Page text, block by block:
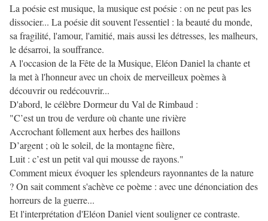
La poésie est musique, la musique est poésie : on ne peut pas les
dissocier... La poésie dit souvent l'essentiel : la beauté du monde,
sa fragilité, l'amour, l'amitié, mais aussi les détresses, les malheurs,
le désarroi, la souffrance.
A l'occasion de la Fête de la Musique, Eléon Daniel la chante et
la met à l'honneur avec un choix de merveilleux poèmes à
découvrir ou redécouvrir...
D'abord, le célèbre Dormeur du Val de Rimbaud :
"C’est un trou de verdure où chante une rivière
Accrochant follement aux herbes des haillons
D’argent ; où le soleil, de la montagne fière,
Luit : c’est un petit val qui mousse de rayons."
Comment mieux évoquer les splendeurs rayonnantes de la nature
? On sait comment s'achève ce poème : avec une dénonciation des
horreurs de la guerre...
Et l'interprétation d'Eléon Daniel vient souligner ce contraste.